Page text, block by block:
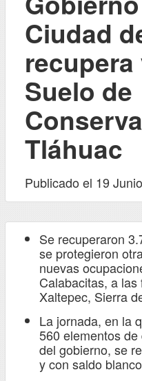
Ciudad
Suelo de
Tláhuac
Publicado el 19
Se recuperaron
se protegieron
nuevas
Calabacitas, a
Xaltepec, Sierra
La jornada, en la
560 elementos
del gobierno, se
y con saldo